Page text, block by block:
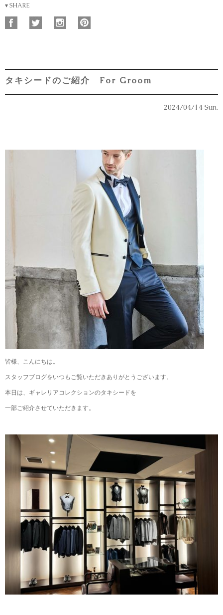
▾ SHARE
タキシードのご紹介 For Groom
2024/04/14 Sun.
皆様、こんにちは。
スタッフブログをいつもご覧いただきありがとうございます。
本日は、ギャレリアコレクションのタキシードを
一部ご紹介させていただきます。